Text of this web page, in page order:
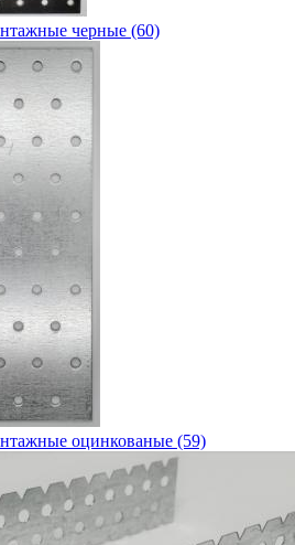
черные (60)
оцинкованые (59)